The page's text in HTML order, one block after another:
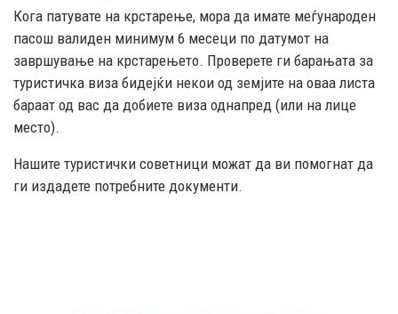
Кога патувате на крстарење, мора да имате меѓународен
пасош валиден минимум 6 месеци по датумот на
завршување на крстарењето. Проверете ги барањата за
туристичка виза бидејќи некои од земјите на оваа листа
бараат од вас да добиете виза однапред (или на лице
место).
Нашите туристички советници можат да ви помогнат да
ги издадете потребните документи.